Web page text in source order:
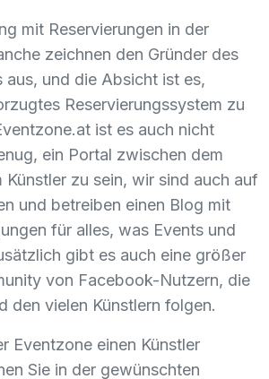
mit Reservierungen in der
zeichnen den Gründer des
aus, und die Absicht ist es,
Reservierungssystem zu
ist es auch nicht
ein Portal zwischen dem
Künstler zu sein, wir sind auch auf
und betreiben einen Blog mit
für alles, was Events und
gibt es auch eine größer
von Facebook-Nutzern, die
den vielen Künstlern folgen.
Eventzone einen Künstler
Sie in der gewünschten